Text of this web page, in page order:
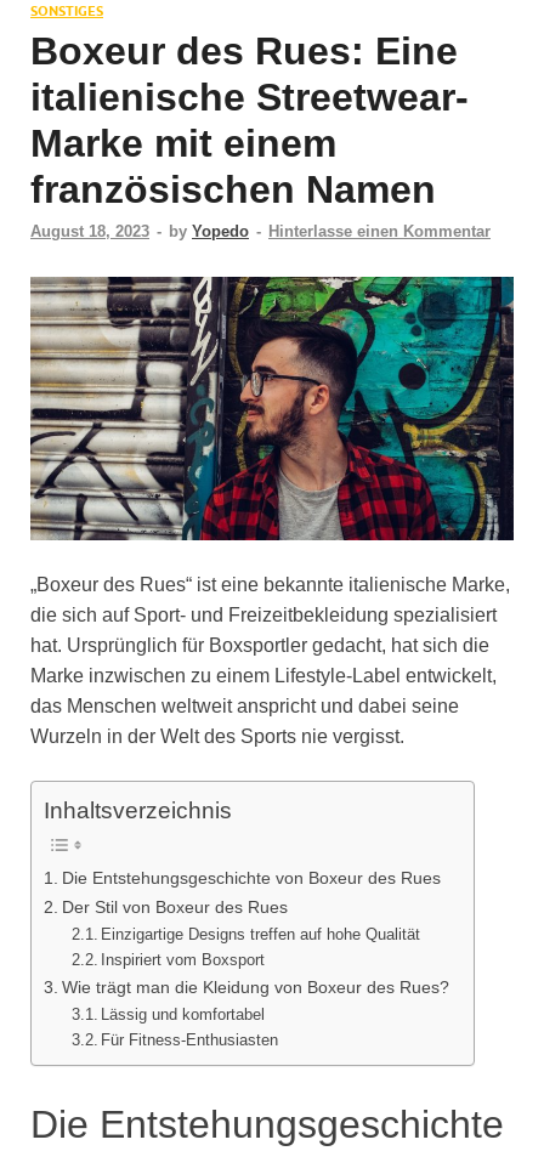
SONSTIGES
Boxeur des Rues: Eine
italienische Streetwear-
Marke mit einem
französischen Namen
August 18, 2023 - by Yopedo - Hinterlasse einen Kommentar
„Boxeur des Rues“ ist eine bekannte italienische Marke,
die sich auf Sport- und Freizeitbekleidung spezialisiert
hat. Ursprünglich für Boxsportler gedacht, hat sich die
Marke inzwischen zu einem Lifestyle-Label entwickelt,
das Menschen weltweit anspricht und dabei seine
Wurzeln in der Welt des Sports nie vergisst.
Inhaltsverzeichnis
Die Entstehungsgeschichte von Boxeur des Rues
Der Stil von Boxeur des Rues
Einzigartige Designs treffen auf hohe Qualität
Inspiriert vom Boxsport
Wie trägt man die Kleidung von Boxeur des Rues?
Lässig und komfortabel
Für Fitness-Enthusiasten
Die Entstehungsgeschichte